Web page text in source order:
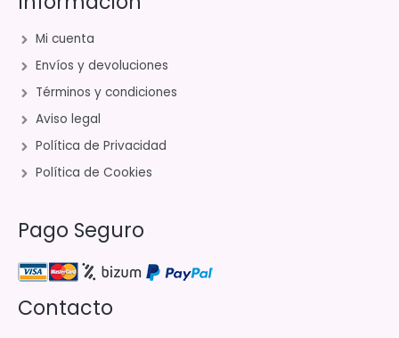
Mi cuenta
Envíos y devoluciones
Términos y condiciones
Aviso legal
Política de Privacidad
Política de Cookies
Pago Seguro
Contacto